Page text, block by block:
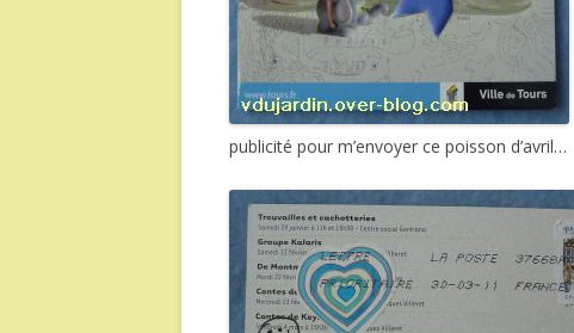
publicité pour m’envoyer ce poisson d’avril…